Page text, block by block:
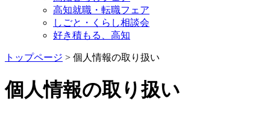
高知就職・転職フェア
しごと・くらし相談会
好き積もる、高知
トップページ > 個人情報の取り扱い
個人情報の取り扱い